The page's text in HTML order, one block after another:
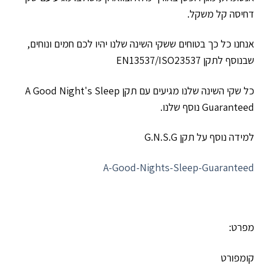
דחיסה קל משקל.
אנחנו כל כך בטוחים ששקי השינה שלנו יהיו לכם חמים ונוחים,
שבנוסף לתקן EN13537/ISO23537
כל שקי השינה שלנו מגיעים עם תקן A Good Night's Sleep
Guaranteed נוסף שלנו.
למידה נוסף על תקן G.N.S.G
A-Good-Nights-Sleep-Guaranteed
מפרט:
קומפורט